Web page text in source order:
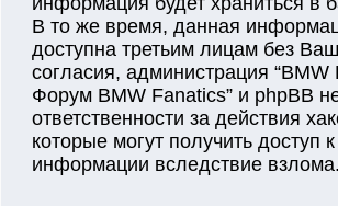
В то же время, данная
доступна третьим лицам без
согласия, администрация “BMW
Форум BMW Fanatics” и phpBB
ответственности за действия
которые могут получить доступ к
информации вследствие взлома.